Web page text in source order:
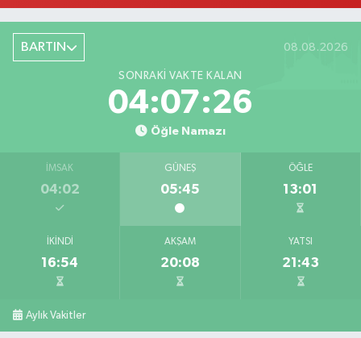
BARTIN 08.08.2026
SONRAKI VAKTE KALAN
04:07:25
Öğle Namazı
İMSAK
04:02
GÜNEŞ
05:45
ÖĞLE
13:01
İKINDI
16:54
AKŞAM
20:08
YATSI
21:43
Aylık Vakitler